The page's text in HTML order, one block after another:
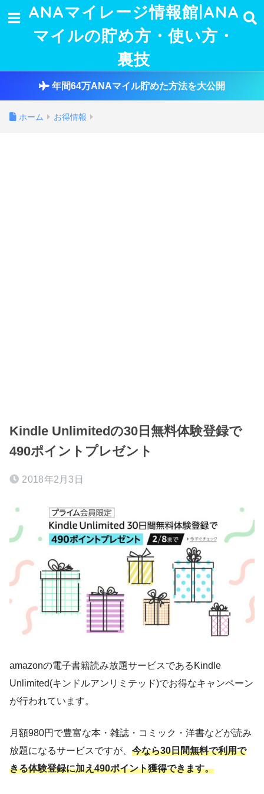
ANAマイレージ情報館|ANA
マイルの貯め方・使い方・
裏技
年間64万ANAマイル貯めた方法を大公開
ホーム お得情報
Kindle Unlimitedの30日無料体験登録で
490ポイントプレゼント
2018年2月3日
amazonの電子書籍読み放題サービスであるKindle
Unlimited(キンドルアンリミテッド)でお得なキャンペーン
が行われています。
月額980円で豊富な本・雑誌・コミック・洋書などが読み
放題になるサービスですが、 今なら30日間無料で利用で
きる体験登録に加え490ポイント獲得できます。